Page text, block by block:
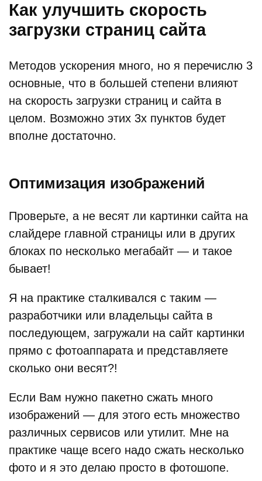
Как улучшить скорость
загрузки страниц сайта
Методов ускорения много, но я перечислю 3
основные, что в большей степени влияют
на скорость загрузки страниц и сайта в
целом. Возможно этих 3х пунктов будет
вполне достаточно.
Оптимизация изображений
Проверьте, а не весят ли картинки сайта на
слайдере главной страницы или в других
блоках по несколько мегабайт — и такое
бывает!
Я на практике сталкивался с таким —
разработчики или владельцы сайта в
последующем, загружали на сайт картинки
прямо с фотоаппарата и представляете
сколько они весят?!
Если Вам нужно пакетно сжать много
изображений — для этого есть множество
различных сервисов или утилит. Мне на
практике чаще всего надо сжать несколько
фото и я это делаю просто в фотошопе.